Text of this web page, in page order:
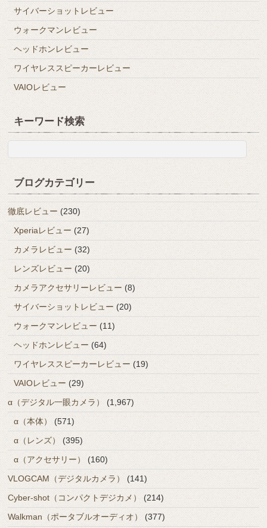
サイバーショットレビュー
ウォークマンレビュー
ヘッドホンレビュー
ワイヤレススピーカーレビュー
VAIOレビュー
キーワード検索
ブログカテゴリー
徹底レビュー (230)
Xperiaレビュー (27)
カメラレビュー (32)
レンズレビュー (20)
カメラアクセサリーレビュー (8)
サイバーショットレビュー (20)
ウォークマンレビュー (11)
ヘッドホンレビュー (64)
ワイヤレススピーカーレビュー (19)
VAIOレビュー (29)
α（デジタル一眼カメラ）
(1,967)
α（本体）
(571)
α（レンズ）
(395)
α（アクセサリー）
(160)
VLOGCAM（デジタルカメラ）
(141)
Cyber-shot（コンパクトデジカメ）
(214)
Walkman（ポータブルオーディオ）
(377)